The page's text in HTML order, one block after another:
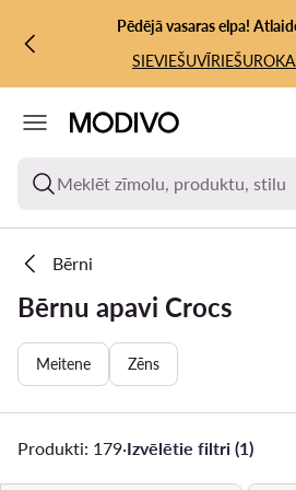
PĀRIET UZ GALVENO SATURU
PĀRIET UZ MEKLĒŠANU
Pēdējā vasaras elpa!
SIEVIEŠUVĪRIEŠU
Meklēt zīmolu, produktu, stilu
Bērni
Bērnu apavi Crocs
Meitene Zēns
Produkti: 179·Izvēlētie filtri (1)